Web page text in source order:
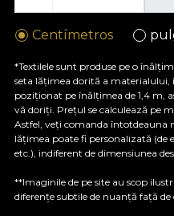
Centímetros
*Textilele sunt produse pe o
seta lățimea dorită a materialului,
poziționat pe înălțimea de 1,4 m,
vă doriți. Prețul se calculează pe
Astfel, veți comanda întotdeauna
lățimea poate fi personalizată
etc.), indiferent de dimensiunea
**Imaginile de pe site au scop
diferențe subtile de nuanță față de